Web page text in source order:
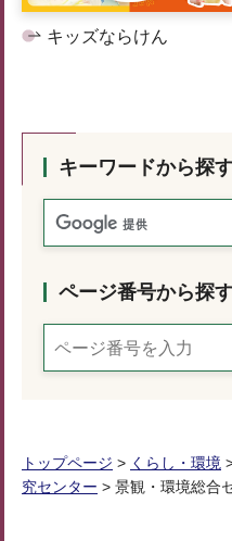
キッズならけん
キーワードから探
ページ番号から探
トップページ > くらし・環境
究センター > 景観・環境総合